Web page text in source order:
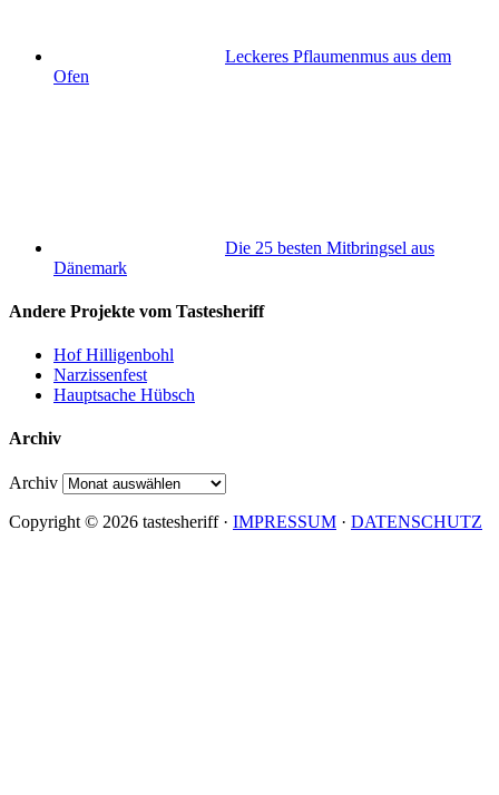
Leckeres Pflaumenmus aus dem
Ofen
Die 25 besten Mitbringsel aus
Dänemark
Andere Projekte vom Tastesheriff
Hof Hilligenbohl
Narzissenfest
Hauptsache Hübsch
Archiv
Archiv
Copyright © 2026 tastesheriff · IMPRESSUM · DATENSCHUTZ